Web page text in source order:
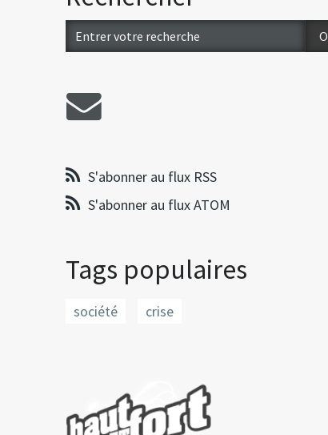
S'abonner au flux RSS
S'abonner au flux ATOM
Tags populaires
société crise